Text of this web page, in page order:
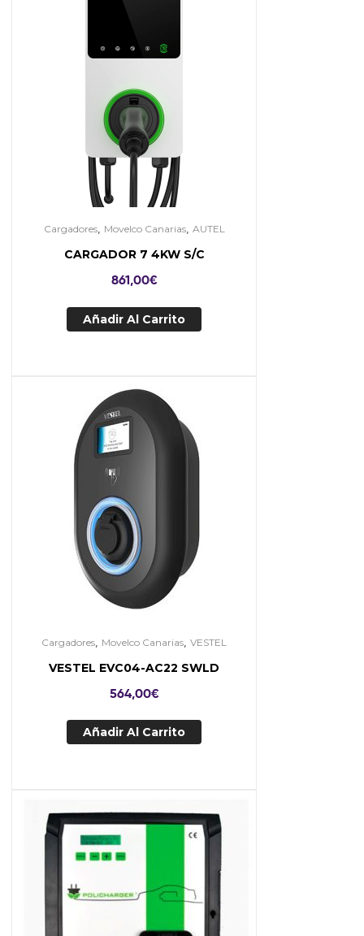
Cargadores, Movelco Canarias, AUTEL
CARGADOR 7 4KW S/C
861,00€
Añadir Al Carrito
Cargadores Movelco Canarias VESTEL
VESTEL EVC04-AC22 SWLD
564,00€
Añadir Al Carrito